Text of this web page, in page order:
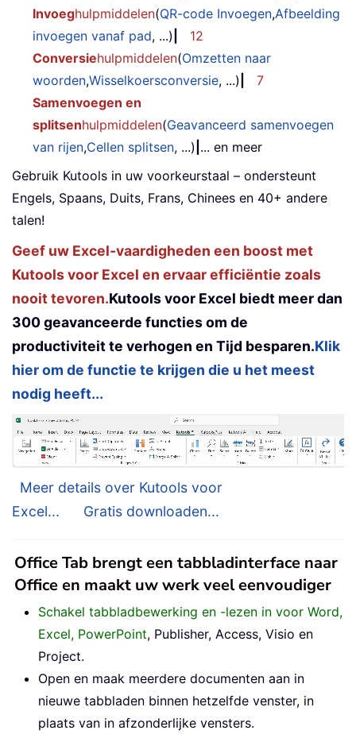
Invoeghulpmiddelen(QR-code Invoegen,Afbeelding
invoegen vanaf pad, ...)
12
Conversiehulpmiddelen(Omzetten naar
woorden,Wisselkoersconversie, ...)
7
Samenvoegen en
splitsenhulpmiddelen(Geavanceerd samenvoegen
van rijen,Cellen splitsen, ...) ... en meer
Gebruik Kutools in uw voorkeurstaal – ondersteunt
Engels, Spaans, Duits, Frans, Chinees en 40+ andere
talen!
Geef uw Excel-vaardigheden een boost met
Kutools voor Excel en ervaar efficiëntie zoals
nooit tevoren.Kutools voor Excel biedt meer dan
300 geavanceerde functies om de
productiviteit te verhogen en Tijd besparen.Klik
hier om de functie te krijgen die u het meest
nodig heeft...
Meer details over Kutools voor
Excel...
Gratis downloaden...
Office Tab brengt een tabbladinterface naar
Office en maakt uw werk veel eenvoudiger
Schakel tabbladbewerking en -lezen in voor Word,
Excel, PowerPoint, Publisher, Access, Visio en
Project.
Open en maak meerdere documenten aan in
nieuwe tabbladen binnen hetzelfde venster, in
plaats van in afzonderlijke vensters.